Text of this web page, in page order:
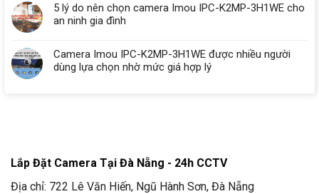
5 lý do nên chọn camera Imou IPC-K2MP-3H1WE cho
an ninh gia đình
Camera Imou IPC-K2MP-3H1WE được nhiều người
dùng lựa chọn nhờ mức giá hợp lý
Lắp Đặt Camera Tại Đà Nẵng - 24h CCTV
Địa chỉ: 722 Lê Văn Hiến, Ngũ Hành Sơn, Đà Nẵng